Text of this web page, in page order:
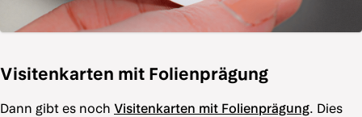
Visitenkarten mit Folienprägung
Dann gibt es noch Visitenkarten mit Folienprägung. Dies